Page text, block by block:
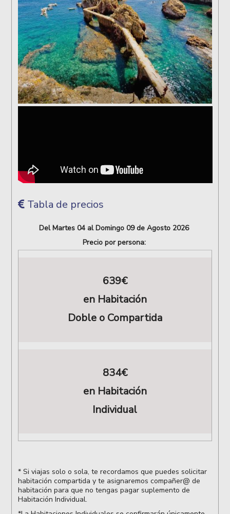
Tabla de precios
Del Martes 04 al Domingo 09 de Agosto 2026
Precio por persona:
639€
en Habitación
Doble o Compartida
834€
en Habitación
Individual
* Si viajas solo o sola, te recordamos que puedes solicitar
habitación compartida y te asignaremos compañer@ de
habitación para que no tengas pagar suplemento de
Habitación Individual.